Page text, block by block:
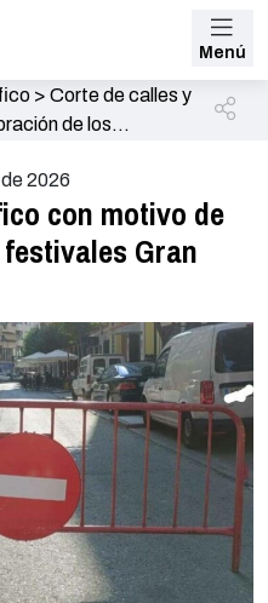
Menú
> Corte de calles y
de los
2026
con motivo de
Gran